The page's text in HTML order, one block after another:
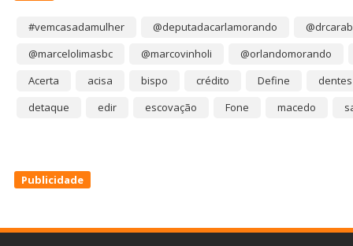
#vemcasadamulher @deputadacarlamorando
@marcelolimasbc
@marcovinholi
@orlandomorando
Acerta
acisa bispo crédito Define
dentes
detaque
edir escovação Fone macedo
Publicidade